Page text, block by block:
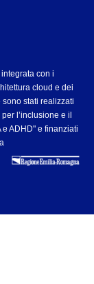
con i
cloud e dei
stati realizzati
l’inclusione e il
ADHD" e finanziati